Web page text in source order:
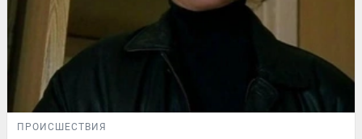
ПРОИСШЕСТВИЯ